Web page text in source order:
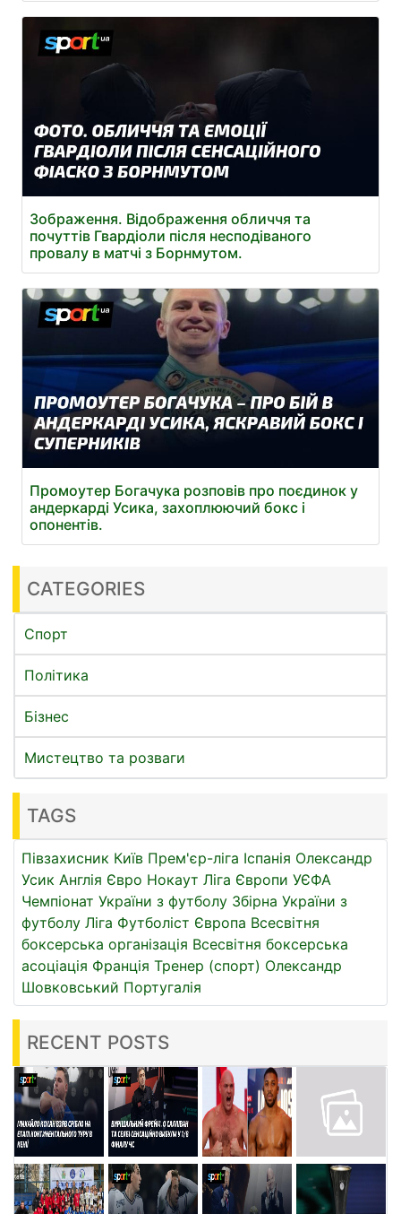
Зображення. Відображення обличчя та
почуттів Гвардіоли після несподіваного
провалу в матчі з Борнмутом.
Промоутер Богачука розповів про поєдинок у
андеркарді Усика, захоплюючий бокс і
опонентів.
CATEGORIES
Спорт
Політика
Бізнес
Мистецтво та розваги
TAGS
Півзахисник Київ Прем'єр-ліга Іспанія Олександр
Усик Англія Євро Нокаут Ліга Європи УЄФА
Чемпіонат України з футболу Збірна України з
футболу Ліга Футболіст Європа Всесвітня
боксерська організація Всесвітня боксерська
асоціація Франція Тренер (спорт) Олександр
Шовковський Португалія
RECENT POSTS